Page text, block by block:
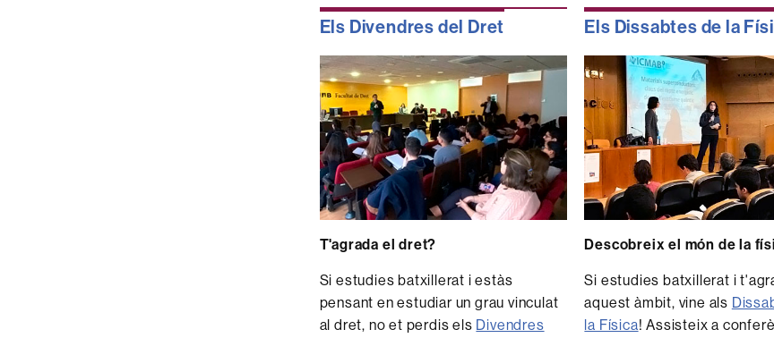
Els Divendres del Dret
T'agrada el dret?
Si estudies batxillerat i estàs
pensant en estudiar un grau vinculat
al dret, no et perdis els Divendres
Els Dissabtes de la
Descobreix el món de la
Si estudies batxillerat i
aquest àmbit, vine als
la Física! Assisteix a